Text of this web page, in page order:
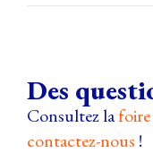
Des
Consultez la
contactez-nous !